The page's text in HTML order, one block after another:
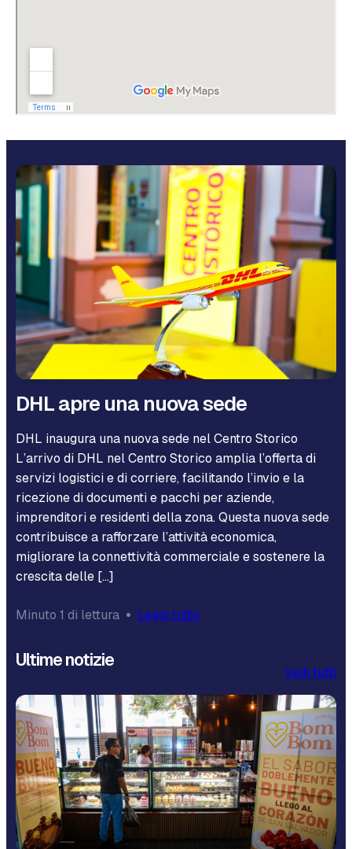
DHL apre una nuova sede
DHL inaugura una nuova sede nel Centro Storico
L’arrivo di DHL nel Centro Storico amplia l’offerta di
servizi logistici e di corriere, facilitando l’invio e la
ricezione di documenti e pacchi per aziende,
imprenditori e residenti della zona. Questa nuova sede
contribuisce a rafforzare l’attività economica,
migliorare la connettività commerciale e sostenere la
crescita delle […]
Minuto 1 di lettura • Leggi tutto
Ultime notizie
Vedi tutti